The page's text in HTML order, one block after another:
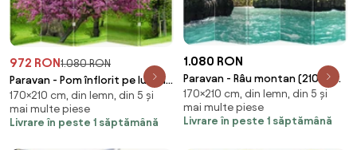
972 RON1.080 RON
Paravan - Pom înflorit pe luncă
(210x170 cm)
170×210 cm, din lemn, din 5 și
mai multe piese
Livrare în peste 1 săptămână
1.080 RON
Paravan - Râu montan (210x170
cm)
170×210 cm, din lemn, din 5 și
mai multe piese
Livrare în peste 1 săptămână